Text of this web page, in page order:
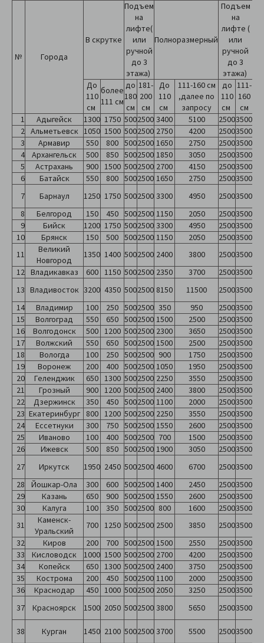
№ Города
В скрутке
Подъем
на
лифте(
или
ручной
до 3
этажа)
Полноразмерный
Подъем
на
лифте (
или
ручной
до 3
этажа)
До
110
см
более
111 см
до
180
см
181-
200
см
До
110
см
111-160 см
,далее по
запросу
до
110
см
111-
160
см
1
Адыгейск 1300 1750 5002500 3400 5100 25003500
2 Альметьевск 1050 1500 5002500 2750 4200 25003500
3
Армавир 550 800 5002500 1650 2750 25003500
4
Архангельск 500 850 5002500 1850 3050 25003500
5
Астрахань 900 1500 5002500 2700 4150 25003500
6
Батайск 550 800 5002500 1650 2750 25003500
7
Барнаул 1250 1750 5002500 3300 4950 25003500
8
Белгород 150 450 5002500 1150 2050 25003500
9
Бийск 1200 1750 5002500 3300 4950 25003500
10
Брянск 150 500 5002500 1150 2050 25003500
11
Великий
Новгород
1350 1400 5002500 2400 3800 25003500
12 Владикавказ 600 1150 5002500 2350 3700 25003500
13 Владивосток 3200 4350 5002500 8150 11500 25003500
14
Владимир 100 250 5002500 350 950 25003500
15
Волгоград 550 650 5002500 1500 2500 25003500
16
Волгодонск 500 1200 5002500 2300 3650 25003500
17
Волжский 550 650 5002500 1500 2500 25003500
18
Вологда 100 250 5002500 900 1750 25003500
19
Воронеж 200 400 5002500 1050 1950 25003500
20
Геленджик 650 1300 5002500 2250 3550 25003500
21
Грозный 900 1200 5002500 2400 3800 25003500
22
Дзержинск 350 450 5002500 1100 2000 25003500
23 Екатеринбург 800 1200 5002500 2250 3550 25003500
24
Ессетнуки 300 750 5002500 1550 2600 25003500
25
Иваново 100 400 5002500 700 1500 25003500
26
Ижевск 500 850 5002500 1900 3050 25003500
27
Иркутск 1950 2450 5002500 4600 6700 25003500
28
Йошкар-Ола 300 600 5002500 1400 2450 25003500
29
Казань 650 900 5002500 1550 2600 25003500
30
Калуга 100 350 5002500 800 1600 25003500
31
Каменск-
Уральский
700 1250 5002500 2500 3850 25003500
32
Киров 200 700 5002500 1500 2550 25003500
33
Кисловодск 1000 1500 5002500 2700 4200 25003500
34
Копейск 650 1300 5002500 2400 3750 25003500
35
Кострома 200 450 5002500 1100 2000 25003500
36
Краснодар 450 1000 5002500 2050 3250 25003500
37
Красноярск 1500 2050 5002500 3800 5650 25003500
38 Курган 1450 2100 5002500 3700 5500 25003500